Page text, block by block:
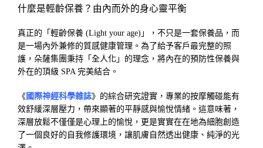
什麼是輕齡保養？由內而外的身心靈平衡
真正的「輕齡保養 (Light your age)」，不只是一套保養品，而
是一場內外兼修的質感健康管理。為了給予客戶最完整的照
護，朵薩集團秉持「全人化」的理念，將內在的預防性保養與
外在的頂級 SPA 完美結合。
《 國際神經科學雜誌》的綜合研究證實，專業的按摩觸碰能有
效舒緩深層壓力，帶來顯著的平靜感與愉悅情緒。這意味著，
深層放鬆不僅僅是心理上的愉悅，更是實實在在地為細胞創造
了一個良好的自我修護環境，讓肌膚自然透出健康、純淨的光